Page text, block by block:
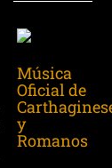
Música
Oficial de
y
Romanos